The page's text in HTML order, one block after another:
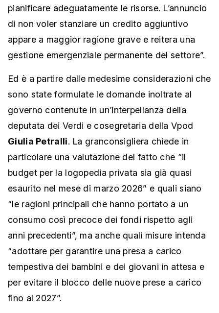
pianificare adeguatamente le risorse. L’annuncio
di non voler stanziare un credito aggiuntivo
appare a maggior ragione grave e reitera una
gestione emergenziale permanente del settore”.
Ed è a partire dalle medesime considerazioni che
sono state formulate le domande inoltrate al
governo contenute in un’interpellanza della
deputata dei Verdi e cosegretaria della Vpod
Giulia Petralli. La granconsigliera chiede in
particolare una valutazione del fatto che “il
budget per la logopedia privata sia già quasi
esaurito nel mese di marzo 2026” e quali siano
“le ragioni principali che hanno portato a un
consumo così precoce dei fondi rispetto agli
anni precedenti”, ma anche quali misure intenda
“adottare per garantire una presa a carico
tempestiva dei bambini e dei giovani in attesa e
per evitare il blocco delle nuove prese a carico
fino al 2027”.